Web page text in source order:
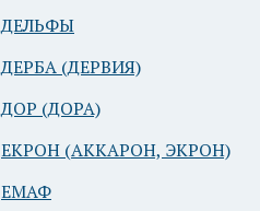
ДЕЛЬФЫ
ДЕРБА (ДЕРВИЯ)
ДОР (ДОРА)
ЕКРОН (АККАРОН, ЭКРОН)
ЕМАФ